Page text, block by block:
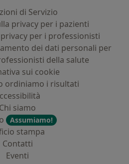
di Servizio
privacy per i pazienti
per i professionisti
dei dati personali per
della salute
sui cookie
ordiniamo i risultati
Chi siamo
Assumiamo!
stampa
Contatti
Eventi